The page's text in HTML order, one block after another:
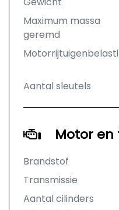
Maximum massa
geremd
Aantal sleutels
Motor en
Brandstof
Transmissie
Aantal cilinders